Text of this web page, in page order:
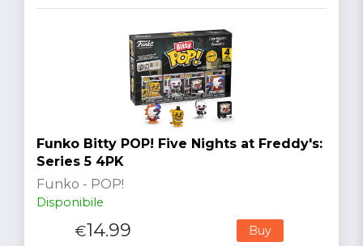
Funko Bitty POP! Five Nights at Freddy's:
Series 5 4PK
Funko - POP!
Disponibile
€14.99 Buy